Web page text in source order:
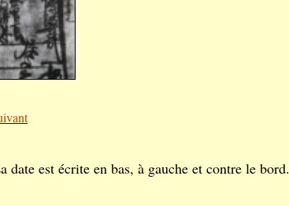
date est écrite en bas, à gauche et contre le bord.